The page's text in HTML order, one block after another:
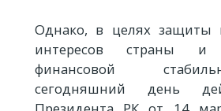
Однако, в целях защиты
интересов страны и
финансовой
сегодняшний день